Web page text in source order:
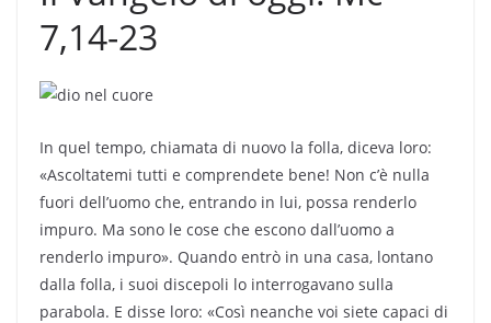
7,14-23
In quel tempo, chiamata di nuovo la folla, diceva loro:
«Ascoltatemi tutti e comprendete bene! Non c’è nulla
fuori dell’uomo che, entrando in lui, possa renderlo
impuro. Ma sono le cose che escono dall’uomo a
renderlo impuro». Quando entrò in una casa, lontano
dalla folla, i suoi discepoli lo interrogavano sulla
parabola. E disse loro: «Così neanche voi siete capaci di